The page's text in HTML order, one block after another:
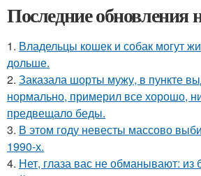
Последние обновления
1. Владельцы кошек и собак могут
дольше.
2. Заказала шорты мужу, в пункте
нормально, примерил все хорошо,
предвещало беды.
3. В этом году невесты массово
1990-х.
4. Нет, глаза вас не обманывают: из